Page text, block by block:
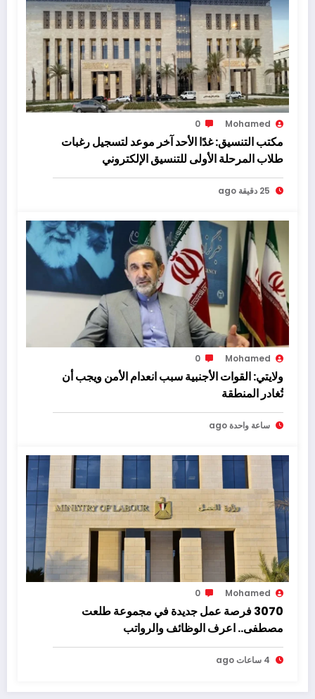
Mohamed
0
مكتب التنسيق: غدًا الأحد آخر موعد لتسجيل رغبات
طلاب المرحلة الأولى للتنسيق الإلكتروني
25 دقيقة ago
Mohamed
0
ولايتي: القوات الأجنبية سبب انعدام الأمن ويجب أن
تُغادر المنطقة
ساعة واحدة ago
Mohamed
0
3070 فرصة عمل جديدة في مجموعة طلعت
مصطفى.. اعرف الوظائف والرواتب
4 ساعات ago